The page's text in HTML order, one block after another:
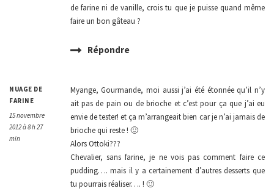
de farine ni de vanille, crois tu que je puisse quand même
faire un bon gâteau ?
Répondre
NUAGE DE
FARINE
15 novembre
2012 à 8 h 27
min
Myange, Gourmande, moi aussi j’ai été étonnée qu’il n’y
ait pas de pain ou de brioche et c’est pour ça que j’ai eu
envie de tester! et ça m’arrangeait bien car je n’ai jamais de
brioche qui reste ! 🙂
Alors Ottoki???
Chevalier, sans farine, je ne vois pas comment faire ce
pudding…. mais il y a certainement d’autres desserts que
tu pourrais réaliser…. ! 🙂